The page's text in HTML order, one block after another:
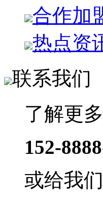
合作加
热点资
联系我们
了解更
152-
或给我